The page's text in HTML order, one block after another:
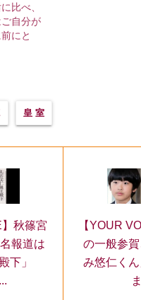
比べ、
自分が
前にと
皇 室
】秋篠宮
報道は
下」
【YOUR
の一般参
み悠仁く